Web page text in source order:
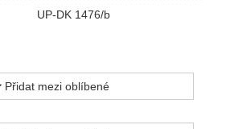
UP-DK 1476/b
Přidat mezi oblíbené